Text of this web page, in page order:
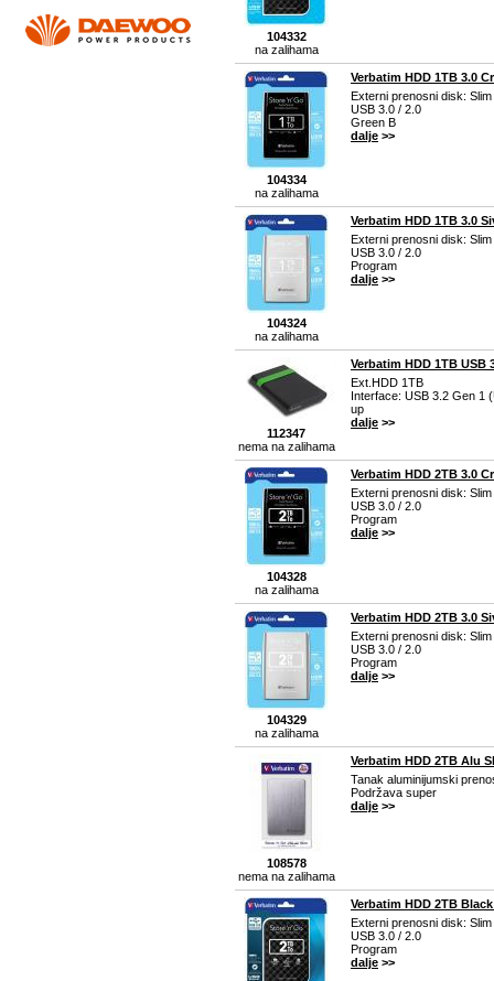
104332
na zalihama
104334
na zalihama
Verbatim HDD 1TB 3.0
Externi prenosni disk:
USB 3.0 / 2.0
Green B
dalje >>
104324
na zalihama
Verbatim HDD 1TB 3.0
Externi prenosni disk:
USB 3.0 / 2.0
Program
dalje >>
112347
nema na zalihama
Verbatim HDD 1TB USB
Ext.HDD 1TB
Interface: USB 3.2 Gen 1
up
dalje >>
104328
na zalihama
Verbatim HDD 2TB 3.0
Externi prenosni disk:
USB 3.0 / 2.0
Program
dalje >>
104329
na zalihama
Verbatim HDD 2TB 3.0
Externi prenosni disk:
USB 3.0 / 2.0
Program
dalje >>
108578
nema na zalihama
Verbatim HDD 2TB Alu
Tanak aluminijumski
Podržava super
dalje >>
Verbatim HDD 2TB
Externi prenosni disk:
USB 3.0 / 2.0
Program
dalje >>